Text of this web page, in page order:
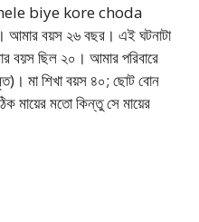
chhele biye kore choda
বয়স ২৬ বছর। এই ঘটনাটা
ছিল ২০। আমার পরিবারে
মা শিখা বয়স ৪০; ছোট বোন
মায়ের মতো কিন্তু সে মায়ের